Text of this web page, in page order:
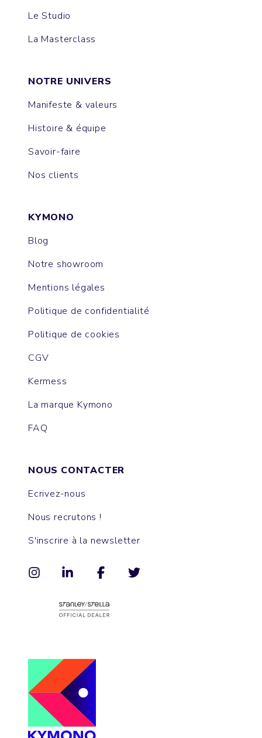
Le Studio
La Masterclass
NOTRE UNIVERS
Manifeste & valeurs
Histoire & équipe
Savoir-faire
Nos clients
KYMONO
Blog
Notre showroom
Mentions légales
Politique de confidentialité
Politique de cookies
CGV
Kermess
La marque Kymono
FAQ
NOUS CONTACTER
Ecrivez-nous
Nous recrutons !
S'inscrire à la newsletter